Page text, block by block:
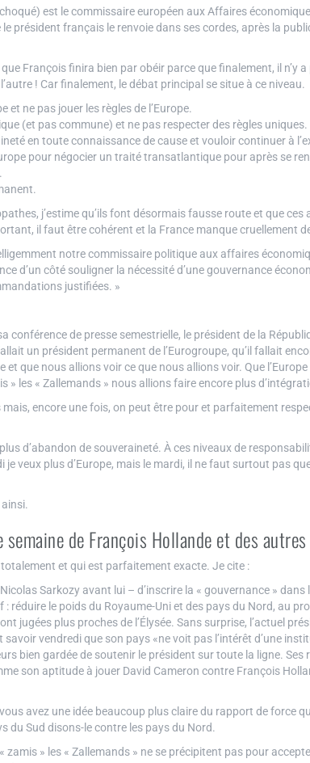
est le commissaire européen aux Affaires
le président français le renvoie dans ses cordes, après la
François finira bien par obéir parce que finalement, il n’y
! Car finalement, le débat principal se situe à ce niveau.
et ne pas jouer les règles de l’Europe.
(et pas commune) et ne pas respecter des règles uniques.
en toute connaissance de cause et vouloir continuer à
pour négocier un traité transatlantique pour après se
j’estime qu’ils font désormais fausse route et que
il faut être cohérent et la France manque cruellement
notre commissaire politique aux affaires
d’un côté souligner la nécessité d’une gouvernance
justifiées. »
conférence de presse semestrielle, le président de la
un président permanent de l’Eurogroupe, qu’il fallait
que nous allions voir ce que nous allions voir. Que l’Europe
» les « Zallemands » nous allions faire encore plus
encore une fois, on peut être pour et parfaitement
d’abandon de souveraineté. À ces niveaux de
veux plus d’Europe, mais le mardi, il ne faut surtout pas
de François Hollande et des
et qui est parfaitement exacte. Je cite :
Sarkozy avant lui – d’inscrire la « gouvernance »
: réduire le poids du Royaume-Uni et des pays du Nord, au
jugées plus proches de l’Élysée. Sans surprise, l’actuel
savoir vendredi que son pays «ne voit pas l’intérêt d’une
bien gardée de soutenir le président sur toute la ligne.
son aptitude à jouer David Cameron contre François
avez une idée beaucoup plus claire du rapport de force
du Sud disons-le contre les pays du Nord.
» les « Zallemands » ne se précipitent pas pour